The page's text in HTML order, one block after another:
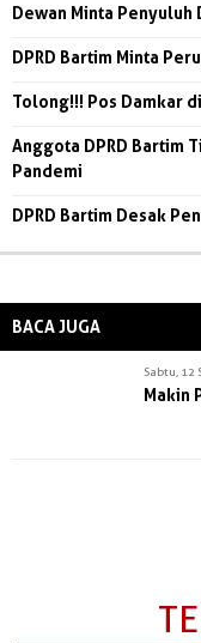
Dewan Minta
DPRD Bartim Minta
Tolong!!! Pos Damkar
Anggota DPRD Bartim
Pandemi
DPRD Bartim Desak
BACA JUGA
Sabtu, 12
Makin